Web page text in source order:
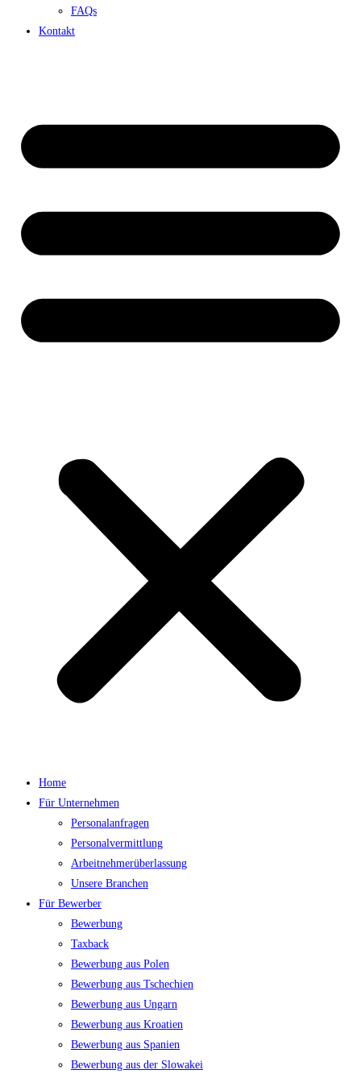
FAQs
Kontakt
Home
Für Unternehmen
Personalanfragen
Personalvermittlung
Arbeitnehmerüberlassung
Unsere Branchen
Für Bewerber
Bewerbung
Taxback
Bewerbung aus Polen
Bewerbung aus Tschechien
Bewerbung aus Ungarn
Bewerbung aus Kroatien
Bewerbung aus Spanien
Bewerbung aus der Slowakei